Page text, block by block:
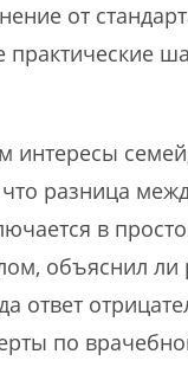
от
интересы
разница
в
объяснил ли
ответ
по